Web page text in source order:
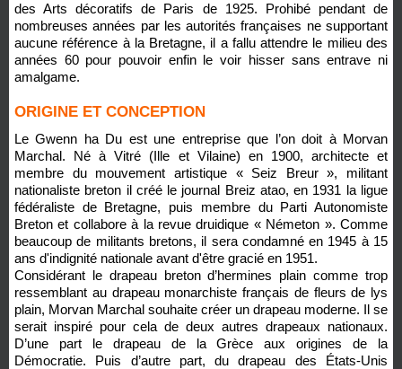
des Arts décoratifs de Paris de 1925. Prohibé pendant de
nombreuses années par les autorités françaises ne supportant
aucune référence à la Bretagne, il a fallu attendre le milieu des
années 60 pour pouvoir enfin le voir hisser sans entrave ni
amalgame.
ORIGINE ET CONCEPTION
Le Gwenn ha Du est une entreprise que l’on doit à Morvan
Marchal. Né à Vitré (Ille et Vilaine) en 1900, architecte et
membre du mouvement artistique « Seiz Breur », militant
nationaliste breton il créé le journal Breiz atao, en 1931 la ligue
fédéraliste de Bretagne, puis membre du Parti Autonomiste
Breton et collabore à la revue druidique « Németon ». Comme
beaucoup de militants bretons, il sera condamné en 1945 à 15
ans d'indignité nationale avant d'être gracié en 1951.
Considérant le drapeau breton d’hermines plain comme trop
ressemblant au drapeau monarchiste français de fleurs de lys
plain, Morvan Marchal souhaite créer un drapeau moderne. Il se
serait inspiré pour cela de deux autres drapeaux nationaux.
D’une part le drapeau de la Grèce aux origines de la
Démocratie. Puis d’autre part, du drapeau des États-Unis